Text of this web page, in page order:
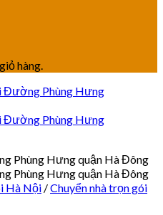
hàng.
Hà Nội /Chuyển nhà trọn gói